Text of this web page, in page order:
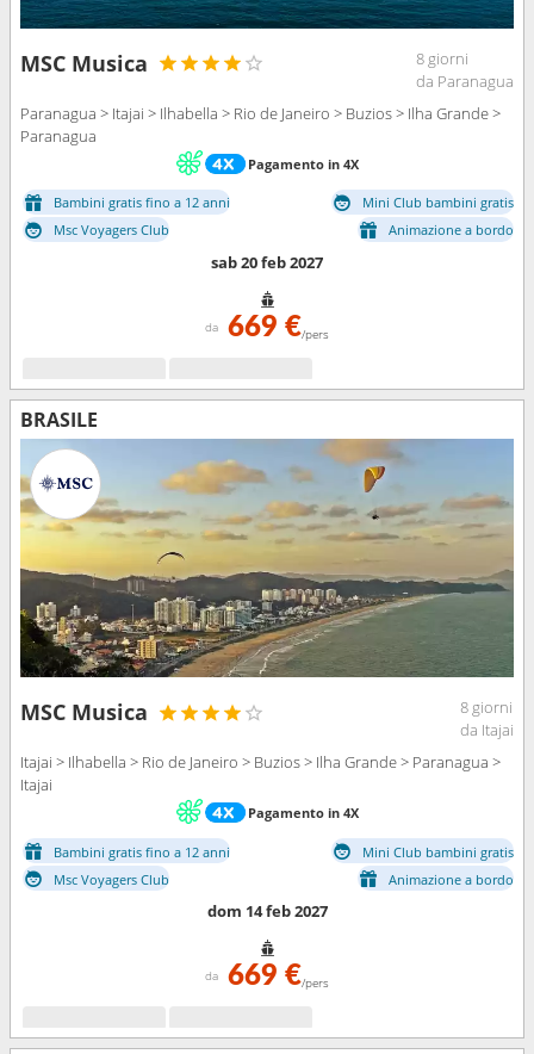
MSC Musica
8 giorni
da Paranagua
Paranagua > Itajai > Ilhabella > Rio de Janeiro > Buzios > Ilha Grande >
Paranagua
Pagamento in 4X
Bambini gratis fino a 12 anni
Mini Club bambini gratis
Msc Voyagers Club
Animazione a bordo
sab 20 feb 2027
da 669 €/pers
BRASILE
MSC Musica
8 giorni
da Itajai
Itajai > Ilhabella > Rio de Janeiro > Buzios > Ilha Grande > Paranagua >
Itajai
Pagamento in 4X
Bambini gratis fino a 12 anni
Mini Club bambini gratis
Msc Voyagers Club
Animazione a bordo
dom 14 feb 2027
da 669 €/pers